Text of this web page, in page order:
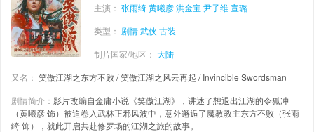
主演： 张雨绮黄曦彦洪金宝 尹子维宣璐
类型： 剧情武侠古装
制片国家/地区： 大陆
又名： 笑傲江湖之东方不败 / 笑傲江湖之风云再起 / Invincible Swordsman
剧情简介： 影片改编自金庸小说《笑傲江湖》，讲述了想退出江湖的令狐冲
（黄曦彦 饰）被迫卷入武林正邪风波中，意外邂逅了魔教教主东方不败（张雨
绮 饰），就此开启共赴修罗场的江湖之旅的故事。